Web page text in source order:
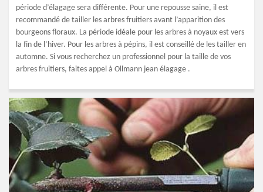
période d’élagage sera différente. Pour une repousse saine, il est
recommandé de tailler les arbres fruitiers avant l’apparition des
bourgeons floraux. La période idéale pour les arbres à noyaux est vers
la fin de l’hiver. Pour les arbres à pépins, il est conseillé de les tailler en
automne. Si vous recherchez un professionnel pour la taille de vos
arbres fruitiers, faites appel à Ollmann jean élagage .